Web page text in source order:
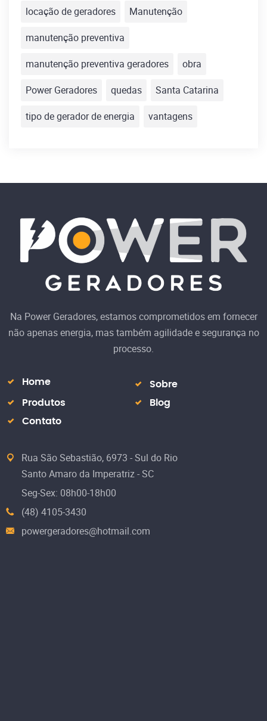
locação de geradores
Manutenção
manutenção preventiva
manutenção preventiva geradores
obra
Power Geradores
quedas
Santa Catarina
tipo de gerador de energia
vantagens
Na Power Geradores, estamos comprometidos em fornecer
não apenas energia, mas também agilidade e segurança no
processo.
Home
Sobre
Produtos
Blog
Contato
Rua São Sebastião, 6973 - Sul do Rio
Santo Amaro da Imperatriz - SC
Seg-Sex: 08h00-18h00
(48) 4105-3430
powergeradores@hotmail.com